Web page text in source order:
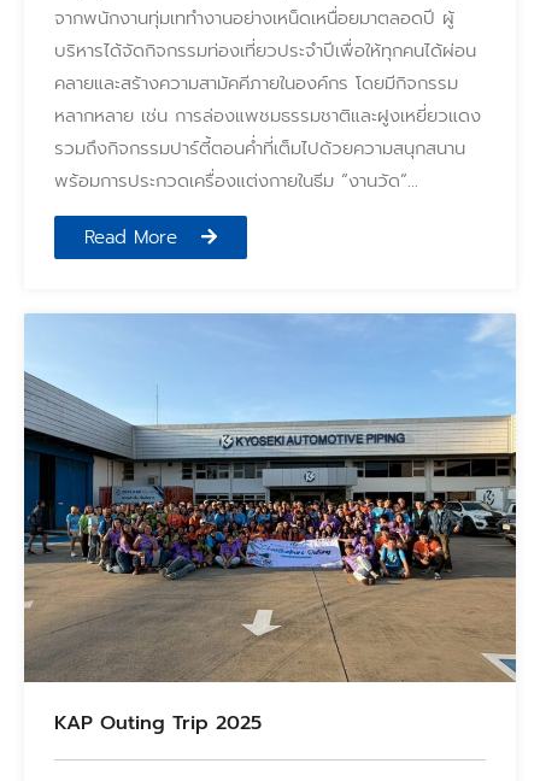
จากพนักงานทุ่มเททำงานอย่างเหน็ดเหนื่อยมาตลอดปี ผู้
บริหารได้จัดกิจกรรมท่องเที่ยวประจำปีเพื่อให้ทุกคนได้ผ่อน
คลายและสร้างความสามัคคีภายในองค์กร โดยมีกิจกรรม
หลากหลาย เช่น การล่องแพชมธรรมชาติและฝูงเหยี่ยวแดง
รวมถึงกิจกรรมปาร์ตี้ตอนค่ำที่เต็มไปด้วยความสนุกสนาน
พร้อมการประกวดเครื่องแต่งกายในธีม “งานวัด”…
Read More
KAP Outing Trip 2025